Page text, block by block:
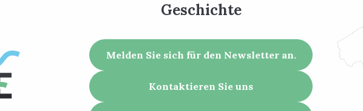
Geschichte
Melden Sie sich für den Newsletter an.
Kontaktieren Sie uns